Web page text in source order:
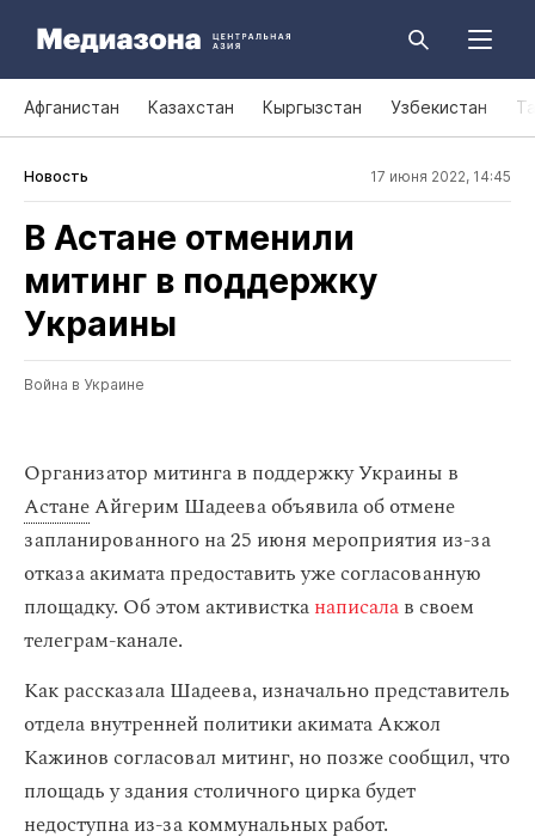
Афганистан Казахстан Кыргызстан Узбекистан
Новость 17 июня 2022, 14:45
В Астане отменили
митинг в поддержку
Украины
Война в Украине
Организатор митинга в поддержку Украины в
АстанеАйгерим Шадеева объявила об отмене
запланированного на 25 июня мероприятия из-за
отказа акимата предоставить уже согласованную
площадку. Об этом активистканаписалав своем
телеграм-канале.
Как рассказала Шадеева, изначально представитель
отдела внутренней политики акимата Акжол
Кажинов согласовал митинг, но позже сообщил, что
площадь у здания столичного цирка будет
недоступна из-за коммунальных работ.